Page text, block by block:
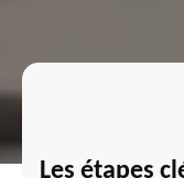
Les étapes